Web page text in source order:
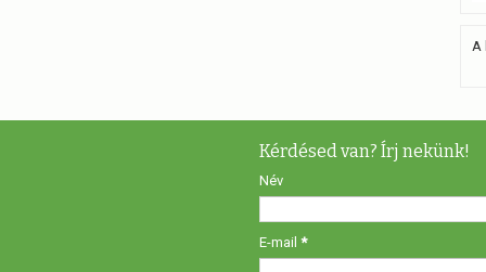
A
Kérdésed van? Írj nekünk!
Név
E-mail *